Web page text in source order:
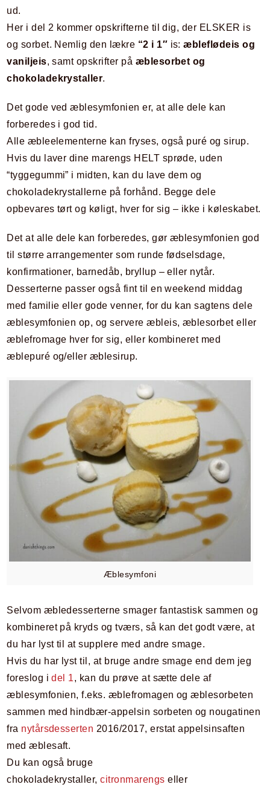
ud.
Her i del 2 kommer opskrifterne til dig, der ELSKER is
og sorbet. Nemlig den lækre “2 i 1″ is:æbleflødeis og
vaniljeis, samt opskrifter på æblesorbet og
chokoladekrystaller.
Det gode ved æblesymfonien er, at alle dele kan
forberedes i god tid.
Alle æbleelementerne kan fryses, også puré og sirup.
Hvis du laver dine marengs HELT sprøde, uden
“tyggegummi” i midten, kan du lave dem og
chokoladekrystallerne på forhånd. Begge dele
opbevares tørt og køligt, hver for sig – ikke i køleskabet.
Det at alle dele kan forberedes, gør æblesymfonien god
til større arrangementer som runde fødselsdage,
konfirmationer, barnedåb, bryllup – eller nytår.
Desserterne passer også fint til en weekend middag
med familie eller gode venner, for du kan sagtens dele
æblesymfonien op, og servere æbleis, æblesorbet eller
æblefromage hver for sig, eller kombineret med
æblepuré og/eller æblesirup.
Æblesymfoni
Selvom æbledesserterne smager fantastisk sammen og
kombineret på kryds og tværs, så kan det godt være, at
du har lyst til at supplere med andre smage.
Hvis du har lyst til, at bruge andre smage end dem jeg
foreslog idel 1, kan du prøve at sætte dele af
æblesymfonien, f.eks. æblefromagen og æblesorbeten
sammen med hindbær-appelsin sorbeten og nougatinen
fra nytårsdesserten 2016/2017, erstat appelsinsaften
med æblesaft.
Du kan også bruge
chokoladekrystaller,citronmarengs eller